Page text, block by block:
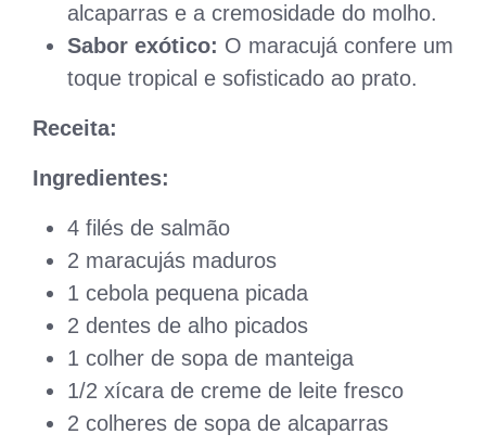
alcaparras e a cremosidade do molho.
Sabor exótico: O maracujá confere um
toque tropical e sofisticado ao prato.
Receita:
Ingredientes:
4 filés de salmão
2 maracujás maduros
1 cebola pequena picada
2 dentes de alho picados
1 colher de sopa de manteiga
1/2 xícara de creme de leite fresco
2 colheres de sopa de alcaparras